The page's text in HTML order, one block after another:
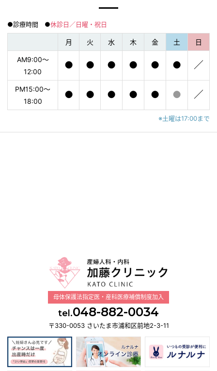
●診療時間 ●休診日／日曜・祝日
月 火 水 木 金 土 日
AM9:00〜
12:00
● ● ● ● ● ● ／
PM15:00〜
18:00
● ● ● ● ● ● ／
※土曜は17:00まで
母体保護法指定医・産科医療補償制度加入
tel.048-882-0034
〒330-0053 さいたま市浦和区前地2-3-11